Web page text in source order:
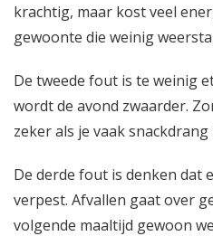
krachtig, maar kost veel
gewoonte die weinig
De tweede fout is te weinig
wordt de avond zwaarder.
zeker als je vaak snackdrang
De derde fout is denken dat
verpest. Afvallen gaat over
volgende maaltijd gewoon